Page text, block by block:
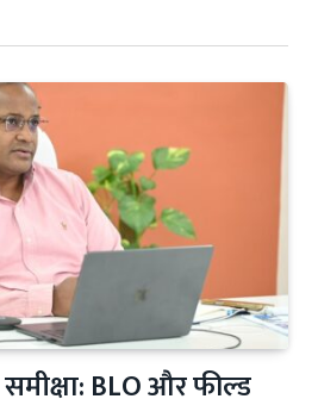
BLO और फील्ड